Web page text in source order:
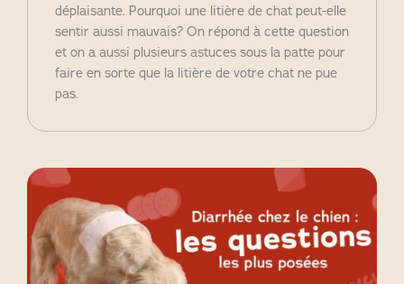
déplaisante. Pourquoi une litière de chat peut-elle
sentir aussi mauvais? On répond à cette question
et on a aussi plusieurs astuces sous la patte pour
faire en sorte que la litière de votre chat ne pue
pas.